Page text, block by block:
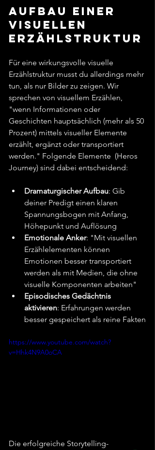
Aufbau einer
visuellen
Erzählstruktur
Für eine wirkungsvolle visuelle
Erzählstruktur musst du allerdings mehr
tun, als nur Bilder zu zeigen. Wir
sprechen von visuellem Erzählen,
"wenn Informationen oder
Geschichten hauptsächlich (mehr als 50
Prozent) mittels visueller Elemente
erzählt, ergänzt oder transportiert
werden." Folgende Elemente  (Heros
Journey) sind dabei entscheidend:
Dramaturgischer Aufbau: Gib
deiner Predigt einen klaren
Spannungsbogen mit Anfang,
Höhepunkt und Auflösung
Emotionale Anker: "Mit visuellen
Erzählelementen können
Emotionen besser transportiert
werden als mit Medien, die ohne
visuelle Komponenten arbeiten"
Episodisches Gedächtnis
aktivieren: Erfahrungen werden
besser gespeichert als reine Fakten
https://www.youtube.com/watch?
v=Hhk4N9A0oCA
Die erfolgreiche Storytelling-